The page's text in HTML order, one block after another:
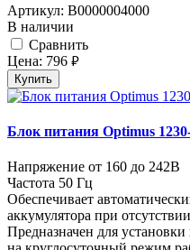
Артикул: В0000004000
В наличии
Cравнить
Цена: 796 руб.
Купить
Блок питания Optimus
Напряжение от 160 до 242В
Частота 50 Гц
Обеспечивает
аккумулятора при
Предназначен для